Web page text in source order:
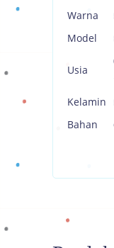
Warna
Model
Usia
Kelamin
Bahan